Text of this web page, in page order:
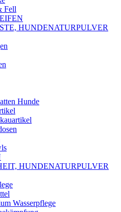
Fell
HUNDENATURPULVER
Hunde
HUNDENATURPULVER
Wasserpflege